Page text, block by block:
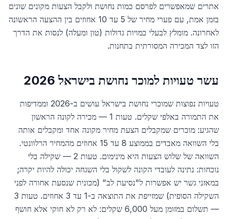
אתרים שמאפשרים לפרסם כמות נחושת ולקבל הצעות מקונים שונים
בזמן אמת, עם פערי מחיר של 5 עד 10 אחוזים בין ההצעה הראשונה
לאחרונה. מומלץ לבעלי כמויות גדולות (טון ומעלה) לנסות את הדרך
הזו לצד המכירה המסורתית בתחנות.
עשר טעויות למוכר נחושת בישראל 2026
טעויות נפוצות שמוכרי נחושת בישראל עושים ב-2026 וממדיפות
את התמורה באלפי שקלים. טעות 1 — מכירה לקונה הראשון
שהגיע: מוכרים שמקבלים הצעת מחיר מקונה אחד ומקבלים אותה
בלי השוואה מאבדים בממוצע 8 עד 15 אחוזים מהמחיר הרלוונטי.
השוואה של שלוש הצעות היא מינימום. טעות 2 — שקילה בלי
נוכחות: נתינה לעובדי הקונה לשקול בלי השגחה יכולה להיות יקרה;
במאזני גשר יש אפשרות ל"נסיעת לב" (מכונית שנסעת אחורה לפני
השקילה הסופית) שמזייפת את התוצאה ב-1 עד 3 אחוזים. טעות 3
— תשלום במזומן מעל 6,000 שקלים: לא רק לא חוקי אלא חושף